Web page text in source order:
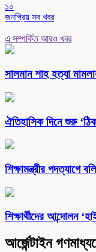
১০
জনপ্রিয় সব খবর
এ সম্পর্কিত আরও খবর
সালমান শাহ হত্যা
ঐতিহাসিক দিনে শুরু
শিক্ষামন্ত্রীর পদত্যাগে
শিক্ষার্থীদের আন্দোলন
আর্জেন্টাইন